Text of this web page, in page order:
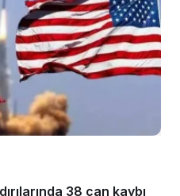
38 can kaybı